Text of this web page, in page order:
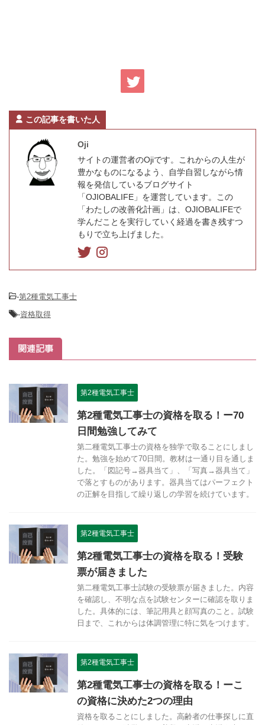
この記事を書いた人
Oji
サイトの運営者のOjiです。これからの人生が
豊かなものになるよう、自学自習しながら情
報を発信しているブログサイト
「OJIOBALIFE」を運営しています。この
「わたしの改善化計画」は、OJIOBALIFEで
学んだことを実行していく経過を書き残すつ
もりで立ち上げました。
-第2種電気工事士
-資格取得
関連記事
第2種電気工事士
第2種電気工事士の資格を取る！ー70
日間勉強してみて
第二種電気工事士の資格を独学で取ることにしまし
た。勉強を始めて70日間。教材は一通り目を通しま
した。「図記号→器具当て」、「写真→器具当て」
で落とすものがあります。器具当てはパーフェクト
の正解を目指して繰り返しの学習を続けています。
第2種電気工事士
第2種電気工事士の資格を取る！受験
票が届きました
第二種電気工事士試験の受験票が届きました。内容
を確認し、不明な点を試験センターに確認を取りま
した。具体的には、筆記用具と顔写真のこと。試験
日まで、これからは体調管理に特に気をつけます。
第2種電気工事士
第2種電気工事士の資格を取る！ーこ
の資格に決めた2つの理由
資格を取ることにしました。高齢者の仕事探しに直